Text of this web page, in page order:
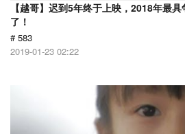
【越哥】迟到5年终于上映，2018年最
了！
# 583
2019-01-23 02:22